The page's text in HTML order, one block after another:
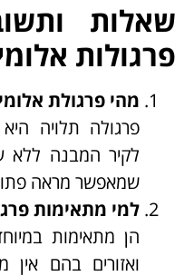
שאלות
פרגולות
מהי פרגולת
פרגולה תלויה
לקיר המבנה ללא
שמאפשר מראה
למי מתאימות
הן מתאימות
ואזורים בהם אין